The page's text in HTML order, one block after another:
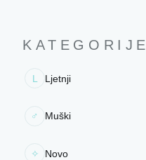
KATEGORIJE
L Ljetnji
♂ Muški
✧ Novo